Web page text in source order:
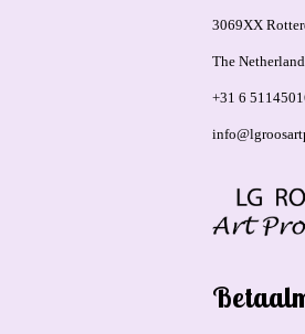
3069XX
The
+31 6